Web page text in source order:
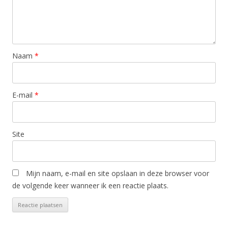
Naam *
E-mail *
Site
Mijn naam, e-mail en site opslaan in deze browser voor
de volgende keer wanneer ik een reactie plaats.